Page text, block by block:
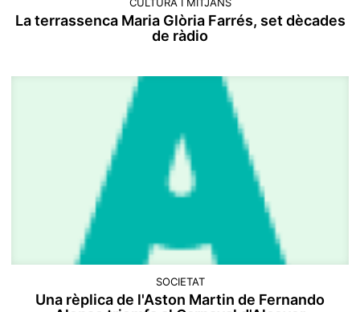
La terrassenca Maria Glòria Farrés, set dècades
de ràdio
SOCIETAT
Una rèplica de l'Aston Martin de Fernando